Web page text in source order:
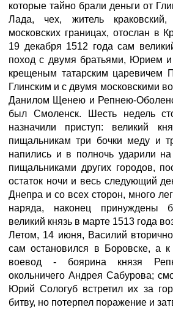
которые тайно брали деньги от
Лада, чех, житель
московских границах, отослан в
19 декабря 1512 года сам
поход с двумя братьями, Юрием
крещеным татарским царевичем
Глинским и с двумя московскими
Данилом Щенею и Репнею-
был Смоленск. Шесть недель
назначили приступ: великий
пищальникам три бочки меду и
напились и в полночь ударили
пищальниками других городов,
остаток ночи и весь следующий
Днепра и со всех сторон, много
наряда, наконец принуждены
великий князь в марте 1513 года
Летом, 14 июня, Василий
сам остановился в Боровске, а
воевод - боярина князя
окольничего Андрея Сабурова;
Юрий Сологуб встретил их за
битву, но потерпел поражение и